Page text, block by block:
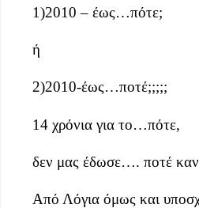
1)2010 – έως…πότε;
ή
2)2010-έως…ποτέ;;;;;
14 χρόνια για το…πότε,
δεν μας έδωσε…. ποτέ
Από Λόγια όμως και